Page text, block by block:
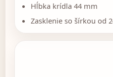
Hĺbka krídla 44 mm
Zasklenie so šírkou od